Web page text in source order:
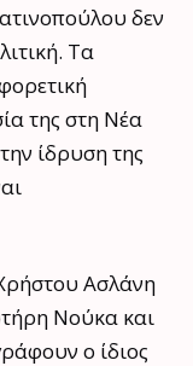
δεν
Τα
της στη Νέα
ίδρυση της
Ασλάνη
Νούκα και
ο ίδιος